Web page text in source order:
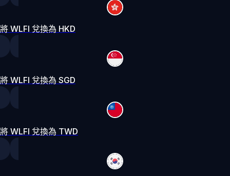
將 WLFI 兌換為 HKD
將 WLFI 兌換為 SGD
將 WLFI 兌換為 TWD